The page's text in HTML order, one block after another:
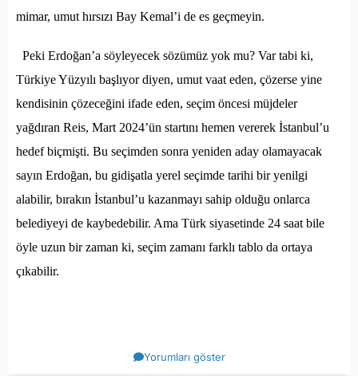
mimar, umut hırsızı Bay Kemal’i de es geçmeyin.
Peki Erdoğan’a söyleyecek sözümüz yok mu? Var tabi ki,
Türkiye Yüzyılı başlıyor diyen, umut vaat eden, çözerse yine
kendisinin çözeceğini ifade eden, seçim öncesi müjdeler
yağdıran Reis, Mart 2024’ün startını hemen vererek İstanbul’u
hedef biçmişti. Bu seçimden sonra yeniden aday olamayacak
sayın Erdoğan, bu gidişatla yerel seçimde tarihi bir yenilgi
alabilir, bırakın İstanbul’u kazanmayı sahip olduğu onlarca
belediyeyi de kaybedebilir. Ama Türk siyasetinde 24 saat bile
öyle uzun bir zaman ki, seçim zamanı farklı tablo da ortaya
çıkabilir.
Yorumları göster